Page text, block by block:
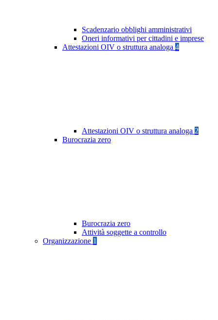
Scadenzario obblighi amministrativi
Oneri informativi per cittadini e imprese
Attestazioni OIV o struttura analoga 4
Attestazioni OIV o struttura analoga 2
Burocrazia zero
Burocrazia zero
Attività soggette a controllo
Organizzazione 1